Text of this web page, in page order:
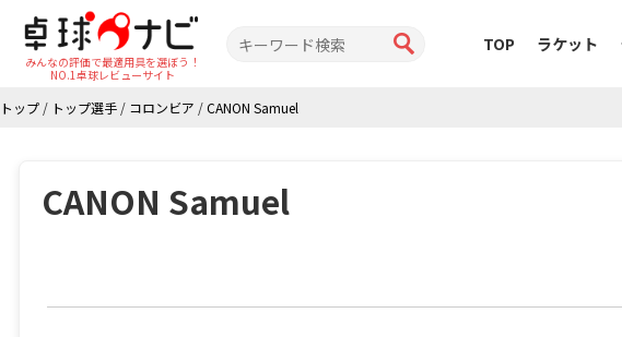
みんなの評価で最適用具を選ぼう！
NO.1卓球レビューサイト
TOP ラケット
トップ / トップ選手 / コロンビア /CANON Samuel
CANON Samuel